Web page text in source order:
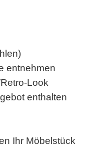
entnehmen
Look
enthalten
Ihr Möbelstück